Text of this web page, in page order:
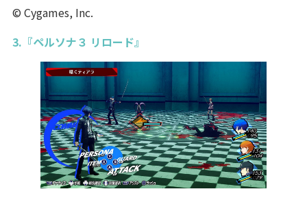
© Cygames, Inc.
3.『ペルソナ３ リロード』